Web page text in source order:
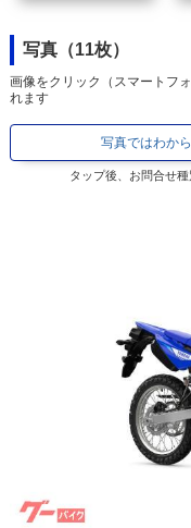
写真（11枚）
画像をクリック（スマートフ
れます
写真ではわか
タップ後、お問合せ